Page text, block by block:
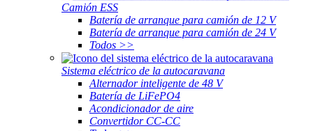
Camión ESS
Batería de arranque para camión de 12 V
Batería de arranque para camión de 24 V
Todos >>
Sistema eléctrico de la autocaravana
Alternador inteligente de 48 V
Batería de LiFePO4
Acondicionador de aire
Convertidor CC-CC